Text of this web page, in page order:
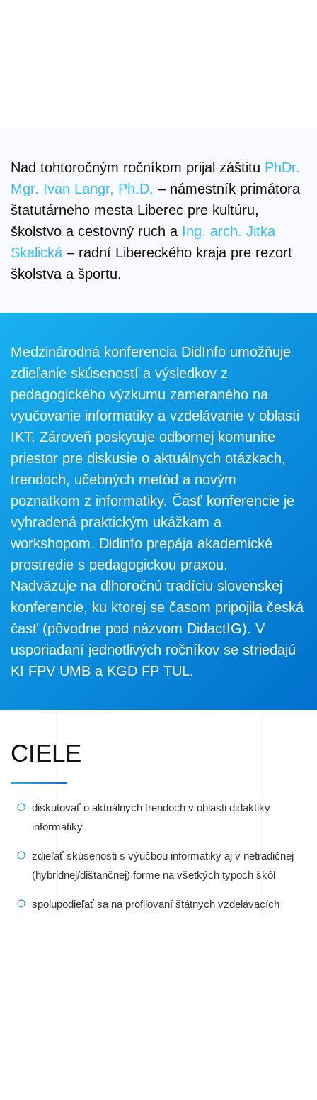
Nad tohtoročným ročníkom prijal záštitu PhDr.
Mgr. Ivan Langr, Ph.D. – námestník primátora
štatutárneho mesta Liberec pre kultúru,
školstvo a cestovný ruch a Ing. arch. Jitka
Skalická – radní Libereckého kraja pre rezort
školstva a športu.
Medzinárodná konferencia DidInfo umožňuje
zdieľanie skúseností a výsledkov z
pedagogického výzkumu zameraného na
vyučovanie informatiky a vzdelávanie v oblasti
IKT. Zároveň poskytuje odbornej komunite
priestor pre diskusie o aktuálnych otázkach,
trendoch, učebných metód a novým
poznatkom z informatiky. Časť konferencie je
vyhradená praktickým ukážkam a
workshopom. Didinfo prepája akademické
prostredie s pedagogickou praxou.
Nadväzuje na dlhoročnú tradíciu slovenskej
konferencie, ku ktorej se časom pripojila česká
časť (pôvodne pod názvom DidactIG). V
usporiadaní jednotlivých ročníkov se striedajú
KI FPV UMB a KGD FP TUL.
CIELE
diskutovať o aktuálnych trendoch v oblasti didaktiky
informatiky
zdieľať skúsenosti s výučbou informatiky aj v netradičnej
(hybridnej/dištančnej) forme na všetkých typoch škôl
spolupodieľať sa na profilovaní štátnych vzdelávacích